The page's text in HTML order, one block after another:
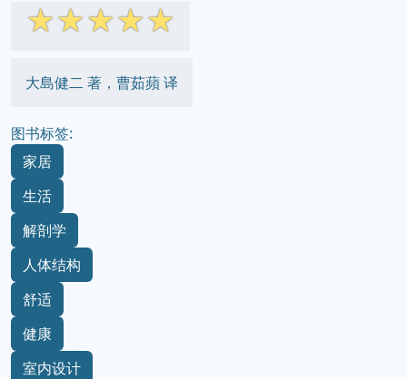
☆☆☆☆☆
大島健二 著，曹茹蘋 译
图书标签:
家居
生活
解剖学
人体结构
舒适
健康
室内设计